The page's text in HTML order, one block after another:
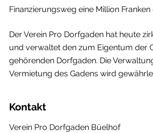
Finanzierungsweg eine Million
Der Verein Pro Dorfgaden hat heute
und verwaltet den zum Eigentum der
gehörenden Dorfgaden. Die
Vermietung des Gadens wird
Kontakt
Verein Pro Dorfgaden Büelhof